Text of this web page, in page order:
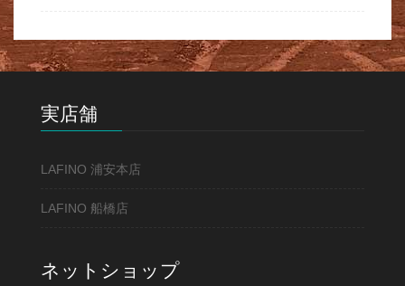
実店舗
LAFINO 浦安本店
LAFINO 船橋店
ネットショップ